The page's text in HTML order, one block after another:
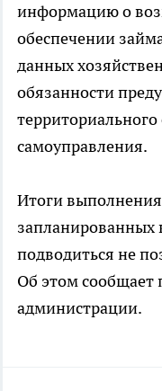
информацию о
обеспечении
данных
обязанности
самоуправления.
Итоги
запланированных
подводиться не
Об этом сообщает
администрации.